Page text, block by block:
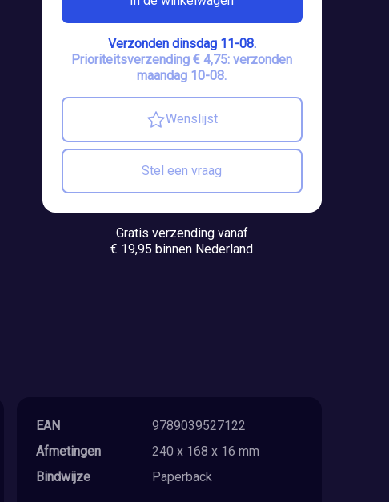
Verzonden dinsdag 11-08.
Prioriteitsverzending € 4,75: verzonden
maandag 10-08.
Wenslijst
Stel een vraag
Gratis verzending vanaf
€ 19,95 binnen Nederland
EAN
9789039527122
Afmetingen
240 x 168 x 16 mm
Bindwijze
Paperback